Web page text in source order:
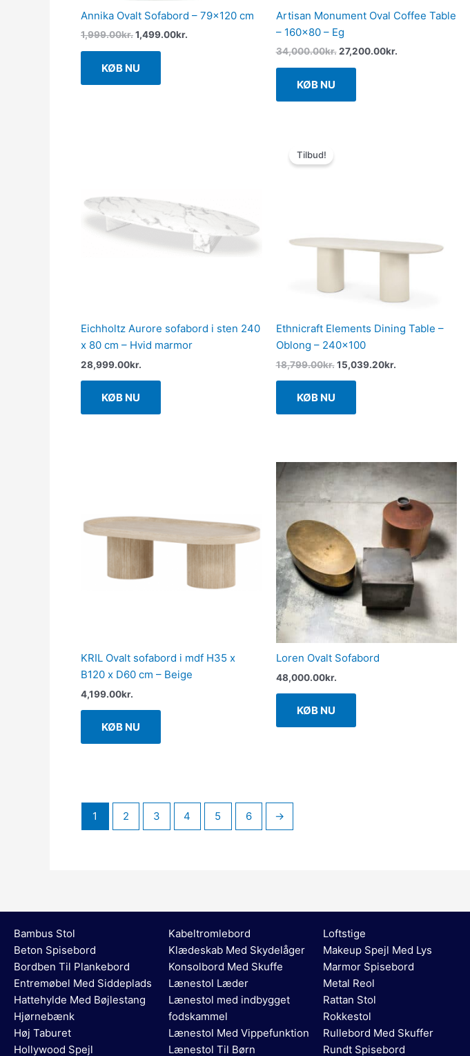
Annika Ovalt Sofabord – 79×120 cm
1,999.00kr.1,499.00kr.
KØB NU
Artisan Monument Oval Coffee Table
– 160×80 – Eg
34,000.00kr. 27,200.00kr.
KØB NU
Eichholtz Aurore sofabord i sten 240
x 80 cm – Hvid marmor
28,999.00kr.
KØB NU
Tilbud!
Ethnicraft Elements Dining Table –
Oblong – 240×100
18,799.00kr. 15,039.20kr.
KØB NU
KRIL Ovalt sofabord i mdf H35 x
B120 x D60 cm – Beige
4,199.00kr.
KØB NU
Loren Ovalt Sofabord
48,000.00kr.
KØB NU
1 2 3 4 5 6 →
Bambus Stol
Beton Spisebord
Bordben Til Plankebord
Entremøbel Med Siddeplads
Hattehylde Med Bøjlestang
Hjørnebænk
Høj Taburet
Hollywood Spejl
Kabeltromlebord
Klædeskab Med Skydelåger
Konsolbord Med Skuffe
Lænestol Læder
Lænestol med indbygget
fodskammel
Lænestol Med Vippefunktion
Lænestol Til Børn
Loftstige
Makeup Spejl Med Lys
Marmor Spisebord
Metal Reol
Rattan Stol
Rokkestol
Rullebord Med Skuffer
Rundt Spisebord